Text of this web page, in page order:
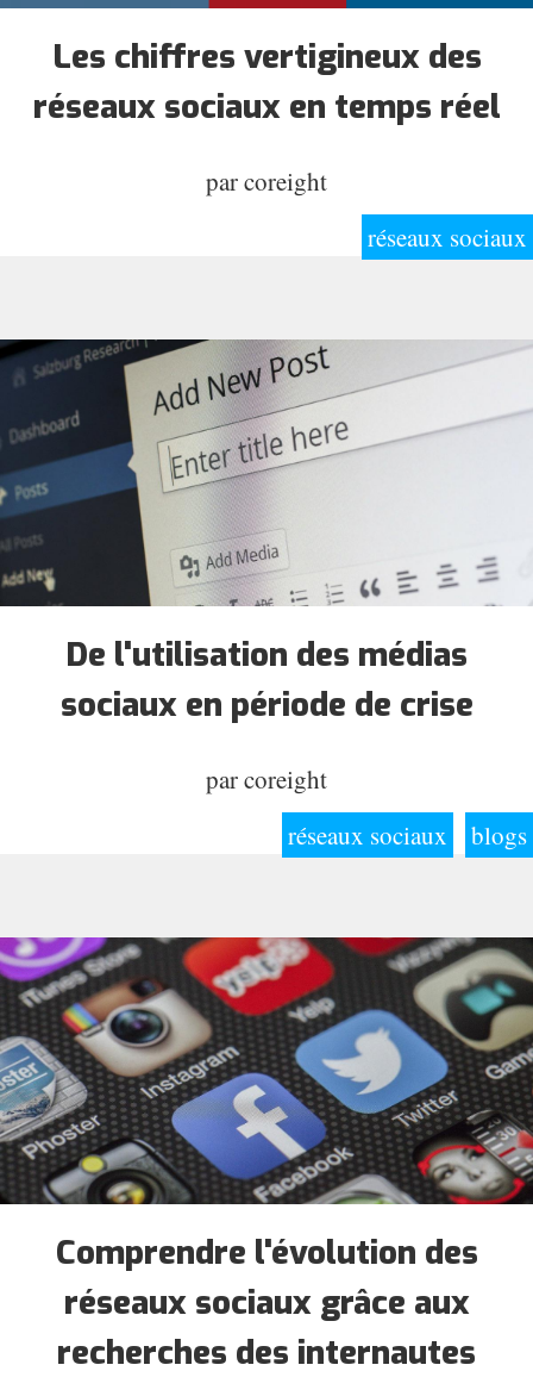
Les chiffres vertigineux des
réseaux sociaux en temps réel
parcoreight
réseaux sociaux
De l'utilisation des médias
sociaux en période de crise
parcoreight
réseaux sociaux
blogs
Comprendre l'évolution des
réseaux sociaux grâce aux
recherches des internautes